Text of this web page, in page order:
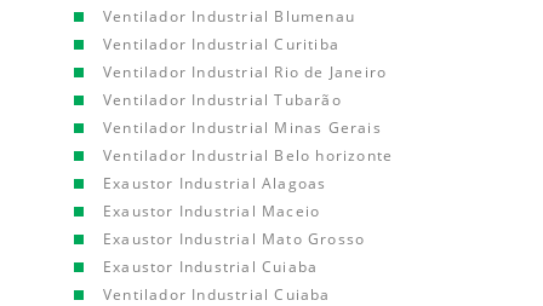
Ventilador Industrial Blumenau
Ventilador Industrial Curitiba
Ventilador Industrial Rio de Janeiro
Ventilador Industrial Tubarão
Ventilador Industrial Minas Gerais
Ventilador Industrial Belo horizonte
Exaustor Industrial Alagoas
Exaustor Industrial Maceio
Exaustor Industrial Mato Grosso
Exaustor Industrial Cuiaba
Ventilador Industrial Cuiaba